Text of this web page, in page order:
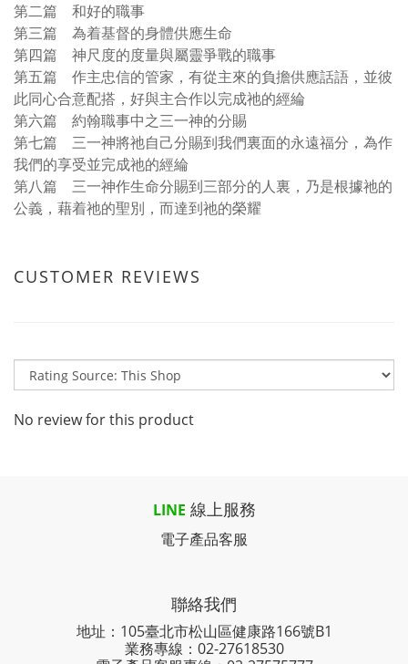
第二篇 和好的職事
第三篇 為着基督的身體供應生命
第四篇 神尺度的度量與屬靈爭戰的職事
第五篇 作主忠信的管家，有從主來的負擔供應話語，並彼
此同心合意配搭，好與主合作以完成祂的經綸
第六篇 約翰職事中之三一神的分賜
第七篇 三一神將祂自己分賜到我們裏面的永遠福分，為作
我們的享受並完成祂的經綸
第八篇 三一神作生命分賜到三部分的人裏，乃是根據祂的
公義，藉着祂的聖別，而達到祂的榮耀
CUSTOMER REVIEWS
No review for this product
LINE 線上服務
電子產品客服
聯絡我們
地址：105臺北市松山區健康路166號B1
業務專線： 02-27618530